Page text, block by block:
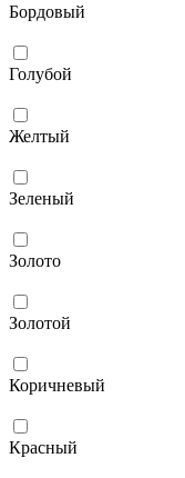
Бордовый
Голубой
Желтый
Зеленый
Золото
Золотой
Коричневый
Красный